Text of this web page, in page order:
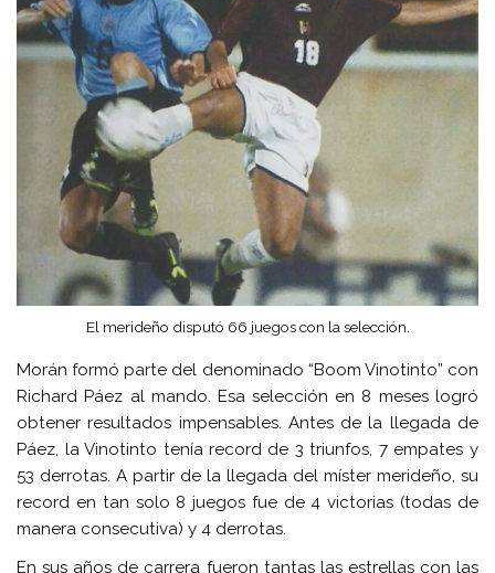
El merideño disputó 66 juegos con la selección.
Morán formó parte del denominado “Boom Vinotinto” con
Richard Páez al mando. Esa selección en 8 meses logró
obtener resultados impensables. Antes de la llegada de
Páez, la Vinotinto tenía record de 3 triunfos, 7 empates y
53 derrotas. A partir de la llegada del míster merideño, su
record en tan solo 8 juegos fue de 4 victorias (todas de
manera consecutiva) y 4 derrotas.
En sus años de carrera fueron tantas las estrellas con las